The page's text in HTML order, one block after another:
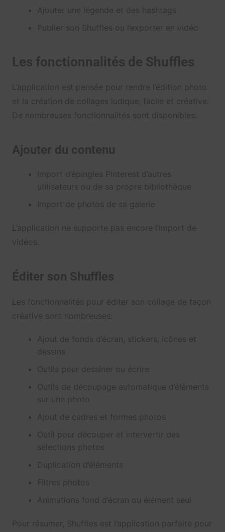
Ajouter une légende et des hashtags
Publier son Shuffles ou l’exporter en vidéo
Les fonctionnalités de Shuffles
L’application est pensée pour rendre l’édition photo
et la création de collages ludique, facile et créative.
De nombreuses fonctionnalités sont disponibles:
Ajouter du contenu
Import d’épingles Pinterest d’autres
utilisateurs ou de sa propre bibliothèque
Import de photos de sa galerie
L’application ne supporte pas encore l’import de
vidéos.
Éditer son Shuffles
Les fonctionnalités pour éditer son collage de façon
créative sont nombreuses:
Ajout de fonds d’écran, stickers, icônes et
dessins
Outils pour dessiner ou écrire
Outils de découpage automatique d’éléments
sur une photo
Ajout de cadres et formes photos
Outil pour découper et intervertir des
sélections photos
Duplication d’éléments
Filtres photos
Animations fond d’écran ou élément seul
Pour résumer, Shuffles est l’application parfaite pour